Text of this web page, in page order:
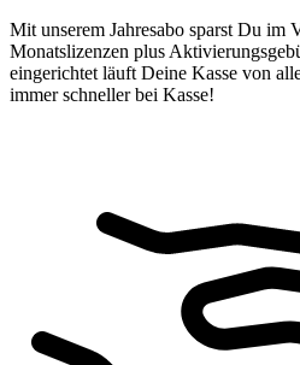
Mit unserem Jahresabo sparst Du im
Monatslizenzen plus
eingerichtet läuft Deine Kasse von
immer schneller bei Kasse!